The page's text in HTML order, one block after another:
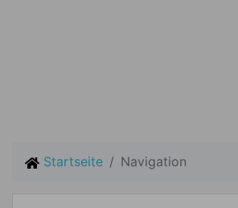
Startseite Navigation